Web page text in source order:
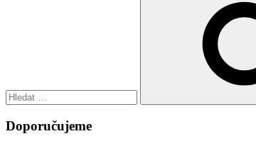
Doporučujeme